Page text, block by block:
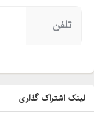
تلفن
لینک اشتراک گذاری